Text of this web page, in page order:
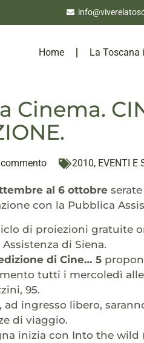
Home La Toscana
Cinema.
2010, EVENTI E
al 6 ottobre
con la Pubblica
di proiezioni gratuite
di Siena.
di Cine… 5
tutti i mercoledì alle
95.
ad ingresso libero,
di viaggio.
inizia con Into the wild